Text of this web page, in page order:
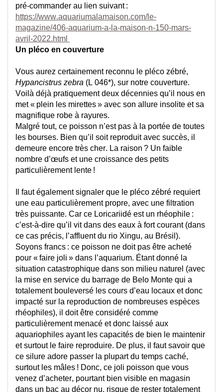
pré-commander au lien suivant :
https://www.aquariumalamaison.com/le-
magazine/406-aquarium-a-la-maison-n-150-mars-
avril-2022.html
Un pléco en couverture
Vous aurez certainement reconnu le pléco
Hypancistrus zebra (L 046*), sur notre couverture.
Voilà déjà pratiquement deux décennies qu’il nous en
met « plein les mirettes » avec son allure insolite et sa
magnifique robe à rayures.
Malgré tout, ce poisson n’est pas à la portée de toutes
les bourses. Bien qu’il soit reproduit avec succès, il
demeure encore très cher. La raison ? Un faible
nombre d’œufs et une croissance des petits
particulièrement lente !
Il faut également signaler que le pléco zébré requiert
très puissante. Car ce Loricariidé est un
c’est-à-dire qu’i vit dans des eaux à fort courant (dans
ce cas précis, l’affluent du rio Xingu, au Brésil ).
Soyons francs : ce poisson ne doit pas être acheté
pour « faire joli » dans l’aquarium. Étant donné la
situation catastrophique dans son milieu naturel (avec
la mise en service du barrage de Belo Monte qui a
totalement bouleversé les cours d’eau locaux et donc
impacté sur la reproduction de nombreuses espèces
rhéophiles), il doit être considéré comme
particulièrement menacé et donc laissé aux
aquariophiles ayant les capacités de bien le maintenir
et surtout le faire reproduire. De plus, il faut savoir que
ce silure adore passer la plupart du temps caché,
surtout les mâles ! Donc, ce joli poisson que vous
venez d’acheter, pourtant bien visible en magasin
dans un bac au décor nu, risque de rester totalement